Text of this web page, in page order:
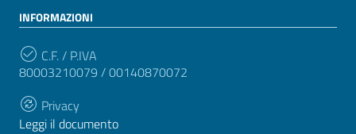
INFORMAZIONI
C.F. / P.IVA
80003210079 / 00140870072
Privacy
Leggi il documento